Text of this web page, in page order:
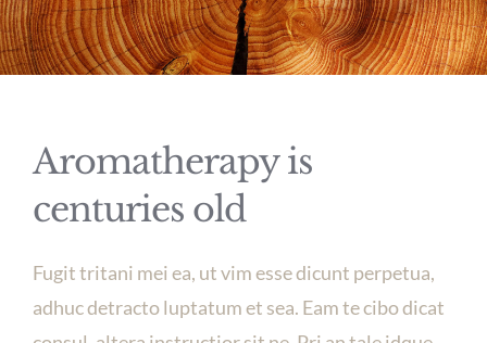
Aromatherapy is
centuries old
Fugit tritani mei ea, ut vim esse dicunt perpetua,
adhuc detracto luptatum et sea. Eam te cibo dicat